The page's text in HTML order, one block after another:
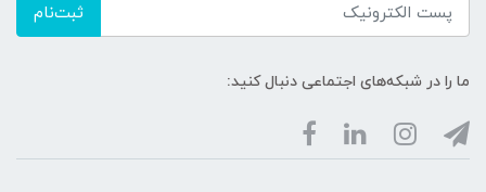
ثبت‌نام
ما را در شبکه‌های اجتماعی دنبال کنید: